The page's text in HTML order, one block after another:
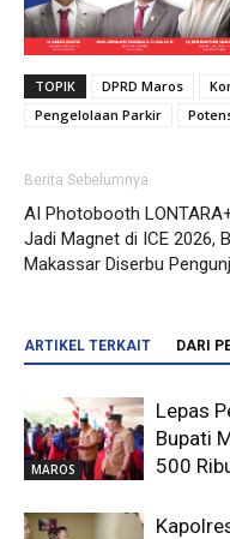
TOPIK DPRD Maros
Pengelolaan Parkir
Berita Sebelumnya
AI Photobooth
Jadi Magnet di ICE 2026,
Makassar Diserbu
ARTIKEL TERKAIT DARI
MAROS
Lepas
Bupati
500